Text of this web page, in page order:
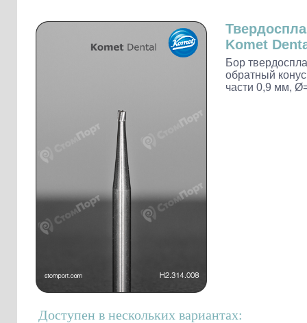
Наконечники и переходники KaVo
Komet
Бор
обратный
части 0,9 мм,
Доступен в нескольких вариантах: